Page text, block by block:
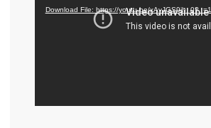
Download File: https://youtu.be/xAvJGS9jh_0?_=1